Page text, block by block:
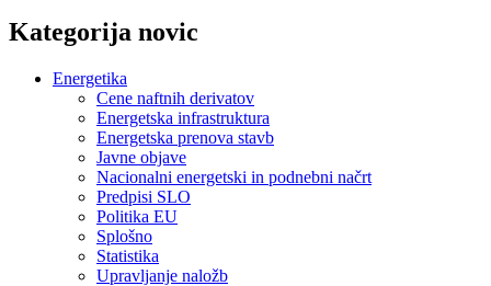
Kategorija novic
Energetika
Cene naftnih derivatov
Energetska infrastruktura
Energetska prenova stavb
Javne objave
Nacionalni energetski in podnebni načrt
Predpisi SLO
Politika EU
Splošno
Statistika
Upravljanje naložb